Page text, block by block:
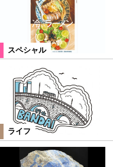
スペシャル
ライフ